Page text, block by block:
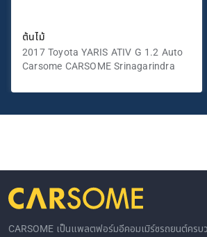
ต้นไม้
2017 Toyota YARIS ATIV G 1.2 Auto
Carsome CARSOME Srinagarindra
CARSOME เป็นแพลตฟอร์มอีคอมเมิร์ซรถยนต์ครบ